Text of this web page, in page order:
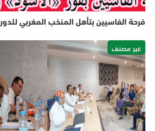
فرحة الفاسيين بتأهل المنخب المغربي للدور 16 “مشاهد…
غير مصنف